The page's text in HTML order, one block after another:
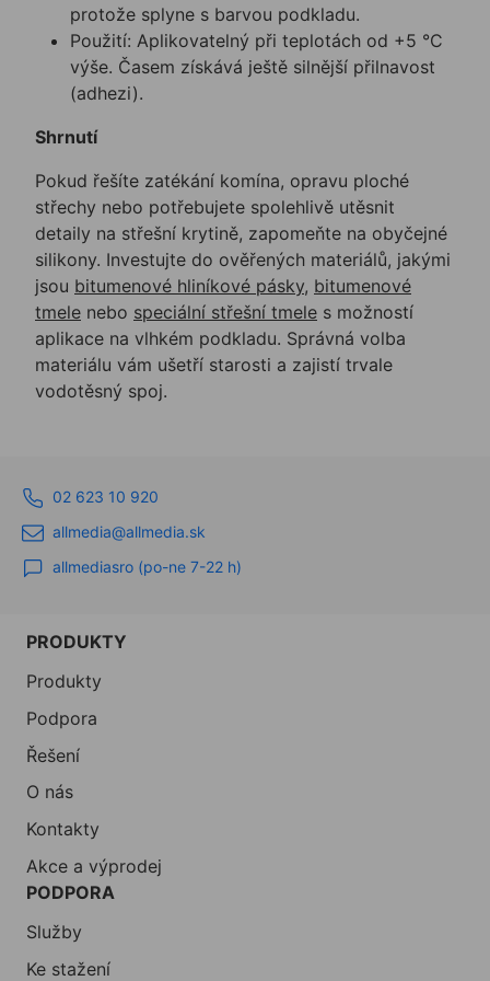
protože splyne s barvou podkladu.
Použití: Aplikovatelný při teplotách od +5 °C
výše. Časem získává ještě silnější přilnavost
(adhezi).
Shrnutí
Pokud řešíte zatékání komína, opravu ploché
střechy nebo potřebujete spolehlivě utěsnit
detaily na střešní krytině, zapomeňte na obyčejné
silikony. Investujte do ověřených materiálů, jakými
jsou bitumenové hliníkové pásky, bitumenové
tmele nebo speciální střešní tmele s možností
aplikace na vlhkém podkladu. Správná volba
materiálu vám ušetří starosti a zajistí trvale
vodotěsný spoj.
02 623 10 920
allmedia@allmedia.sk
allmediasro (po-ne 7-22 h)
PRODUKTY
Produkty
Podpora
Řešení
O nás
Kontakty
Akce a výprodej
PODPORA
Služby
Ke stažení